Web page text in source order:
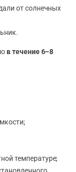
от солнечных
в течение 6–8
температуре;